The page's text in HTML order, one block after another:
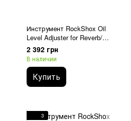
Инструмент RockShox Oil
Level Adjuster for Reverb/
Motion Control/ Turnkey Damper
(00.4318.012.008)
2 392 грн
В наличии
Купить
3